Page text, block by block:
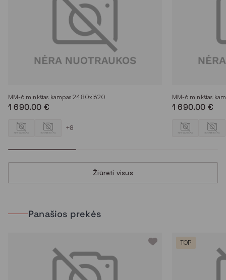
MM-6 minkštas kampas 2480x1620
1 690.00 €
+8
MM-6 minkštas
1 690.00 €
Žiūrėti visus
Panašios prekės
TOP